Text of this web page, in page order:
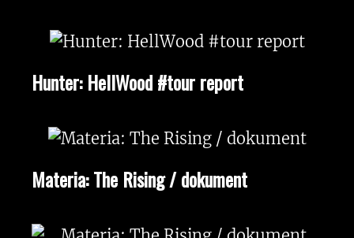
Hunter: HellWood #tour report
Materia: The Rising / dokument